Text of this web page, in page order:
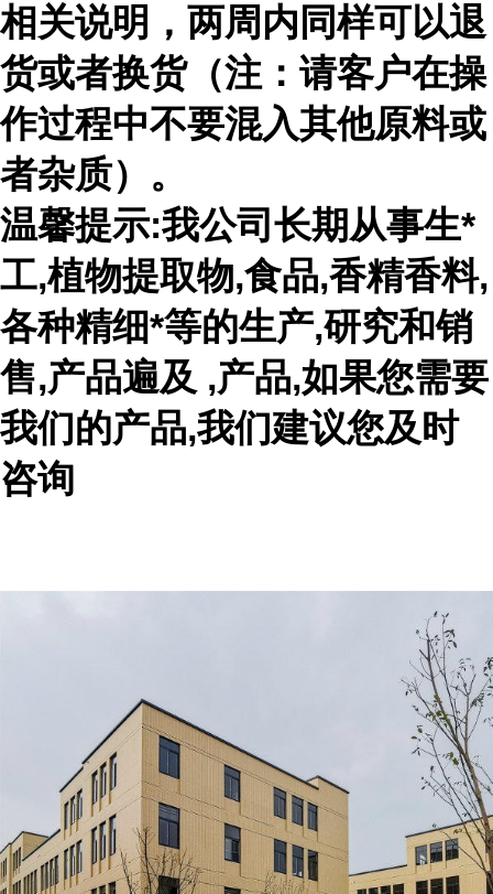
相关说明，两周内同样可以退
货或者换货（注：请客户在操
作过程中不要混入其他原料或
者杂质）。
温馨提示:我公司长期从事生*
工,植物提取物,食品,香精香料,
各种精细*等的生产,研究和销
售,产品遍及 ,产品,如果您需要
我们的产品,我们建议您及时
咨询